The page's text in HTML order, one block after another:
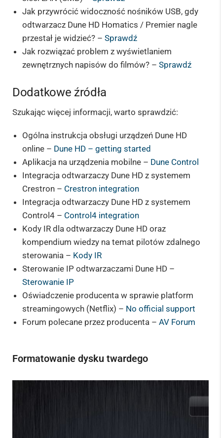
Jak przywrócić widoczność nośników USB, gdy
odtwarzacz Dune HD Homatics / Premier nagle
przestał je widzieć? – Sprawdź
Jak rozwiązać problem z wyświetlaniem
zewnętrznych napisów do filmów? – Sprawdź
Dodatkowe źródła
Szukając więcej informacji, warto sprawdzić:
Ogólna instrukcja obsługi urządzeń Dune HD
online – Dune HD – getting started
Aplikacja na urządzenia mobilne – Dune Control
Integracja odtwarzaczy Dune HD z systemem
Crestron – Crestron integration
Integracja odtwarzaczy Dune HD z systemem
Control4 – Control4 integration
Kody IR dla odtwarzaczy Dune HD oraz
kompendium wiedzy na temat pilotów zdalnego
sterowania – Kody IR
Sterowanie IP odtwarzaczami Dune HD –
Sterowanie IP
Oświadczenie producenta w sprawie platform
streamingowych (Netflix) – No official support
Forum polecane przez producenta – AV Forum
Formatowanie dysku twardego